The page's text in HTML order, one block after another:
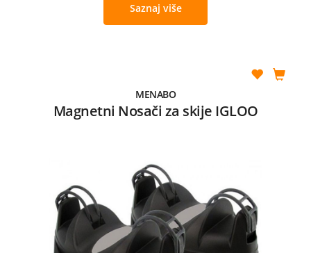
Saznaj više
MENABO
Magnetni Nosači za skije IGLOO